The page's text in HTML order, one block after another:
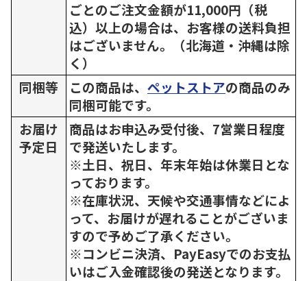
ごとのご注文金額が11,000円（税
込）以上の場合は、お客様の送料負担
はございません。（北海道・沖縄は除
く）
同梱等
この商品は、 ペットストアの商品のみ
同梱可能です。
お届け
予定日
商品はお申込み受付後、7営業日程度
で発送いたします。
※土日、祝日、年末年始は休業日とな
っております。
※在庫状況、天候や交通事情などによ
って、お届けが遅れることがございま
すので予めご了承ください。
※コンビニ決済、PayEasyでのお支払
いはご入金確認後の発送となります。